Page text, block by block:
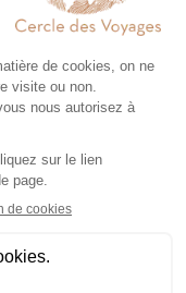
/pers
- Cairns -
- Colombo -
- Louxor -
- Athènes -
- Raiatea